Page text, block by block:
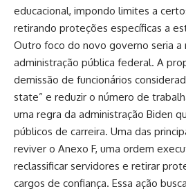
educacional, impondo limites a
retirando proteções específicas a
Outro foco do novo governo seria a
administração pública federal. A
demissão de funcionários
state” e reduzir o número de
uma regra da administração Biden
públicos de carreira. Uma das
reviver o Anexo F, uma ordem
reclassificar servidores e retirar
cargos de confiança. Essa ação